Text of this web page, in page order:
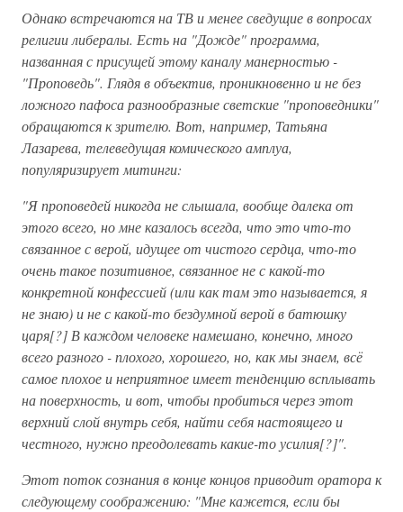
Однако встречаются на ТВ и менее сведущие в вопросах
религии либералы. Есть на "Дожде" программа,
названная с присущей этому каналу манерностью -
"Проповедь". Глядя в объектив, проникновенно и не без
ложного пафоса разнообразные светские "проповедники"
обращаются к зрителю. Вот, например, Татьяна
Лазарева, телеведущая комического амплуа,
популяризирует митинги:
"Я проповедей никогда не слышала, вообще далека от
этого всего, но мне казалось всегда, что это что-то
связанное с верой, идущее от чистого сердца, что-то
очень такое позитивное, связанное не с какой-то
конкретной конфессией (или как там это называется, я
не знаю) и не с какой-то бездумной верой в батюшку
царя[?] В каждом человеке намешано, конечно, много
всего разного - плохого, хорошего, но, как мы знаем, всё
самое плохое и неприятное имеет тенденцию всплывать
на поверхность, и вот, чтобы пробиться через этот
верхний слой внутрь себя, найти себя настоящего и
честного, нужно преодолевать какие-то усилия[?]".
Этот поток сознания в конце концов приводит оратора к
следующему соображению: "Мне кажется, если бы